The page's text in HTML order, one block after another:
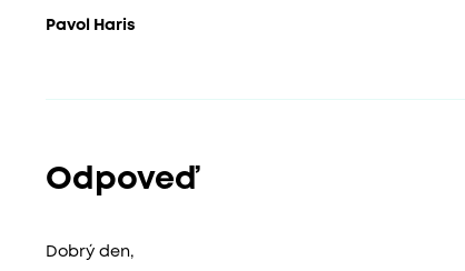
Pavol Haris
Odpoveď
Dobrý den,